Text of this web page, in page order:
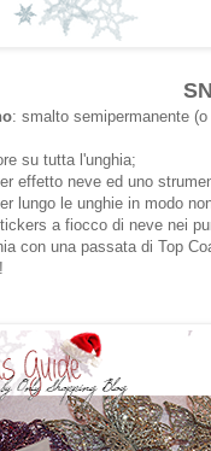
: smalto semipermanente
su tutta l'unghia;
effetto neve ed uno
lungo le unghie in modo
a fiocco di neve nei
con una passata di Top